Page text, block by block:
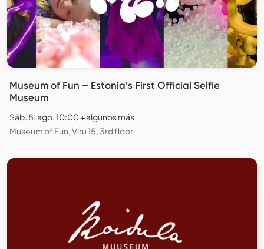
Museum of Fun – Estonia’s First Official Selfie
Museum
Sáb. 8. ago. 10:00 + algunos más
Museum of Fun, Viru 15, 3rd floor